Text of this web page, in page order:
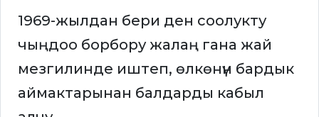
1969-жылдан бери ден соолукту
чыңдоо борбору жалаң гана жай
мезгилинде иштеп, өлкөнүн бардык
аймактарынан балдарды кабыл